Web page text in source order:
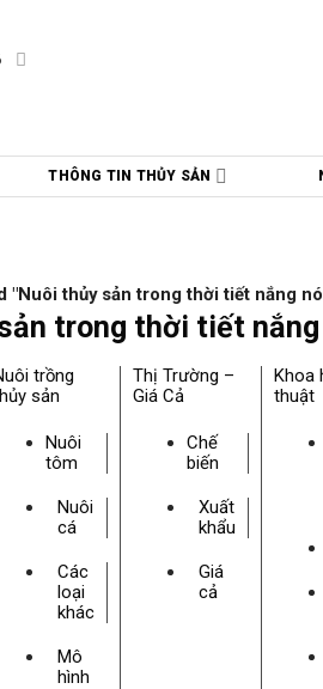
THÔNG TIN THỦY SẢN
"Nuôi thủy sản trong thời tiết nắng
trong thời tiết nắng
trồng
sản
Nuôi
tôm
Nuôi
cá
Các
loại
khác
Mô
hình
Thị Trường –
Giá Cả
Chế
biến
Xuất
khẩu
Giá
cả
Khoa
thuật